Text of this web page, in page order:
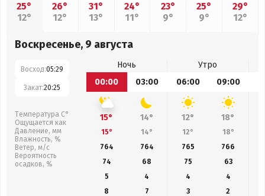
25°
12°
26°
12°
31°
13°
24°
11°
23°
9°
25°
9°
29°
12°
Воскресенье, 9 августа
Восход:05:29
Закат:20:25
Температура С°
Ощущается как
Давление, мм
Влажность, %
Ветер, м/с
Вероятность
осадков, %
Ночь
Утро
00:00
03:00 06:00 09:00
15° 14° 12° 18°
15° 14° 12° 18°
764
764 765 766
74
68 75 63
5
4 4
4
8
7 3 2